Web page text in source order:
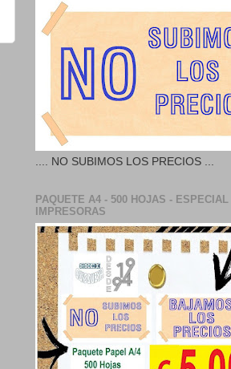
.... NO SUBIMOS LOS PRECIOS ...
PAQUETE A4 - 500 HOJAS - ESPECIAL
IMPRESORAS